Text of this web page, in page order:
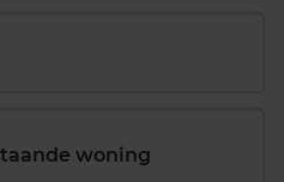
woning